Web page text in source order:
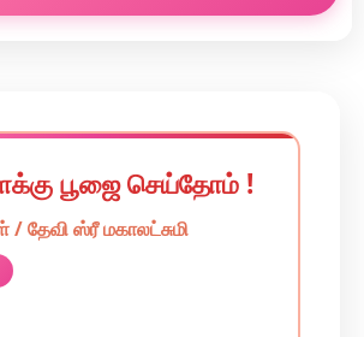
பூஜை செய்தோம் !
/ தேவிஸ்ரீ மகாலட்சுமி